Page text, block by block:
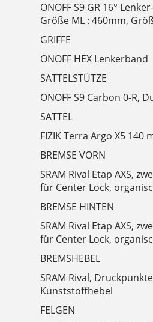
ONOFF S9 GR 16°
Größe ML : 460mm,
GRIFFE
ONOFF HEX Lenkerband
SATTELSTÜTZE
ONOFF S9 Carbon 0-R,
SATTEL
FIZIK Terra Argo X5 140
BREMSE VORN
SRAM Rival Etap AXS,
für Center Lock,
BREMSE HINTEN
SRAM Rival Etap AXS,
für Center Lock,
BREMSHEBEL
SRAM Rival,
Kunststoffhebel
FELGEN